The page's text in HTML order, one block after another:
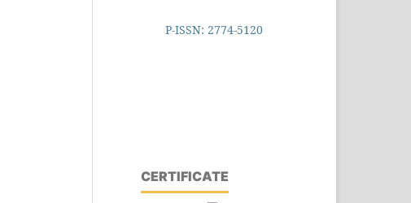
P-ISSN: 2774-5120
CERTIFICATE